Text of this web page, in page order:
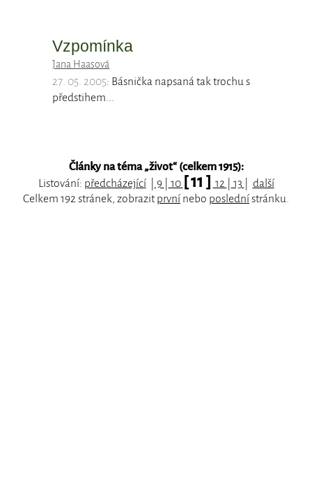
Vzpomínka
Jana Haasová
27. 05. 2005: Básnička napsaná tak trochu s
předstihem...
Články na téma „život“ (celkem 1915):
Listování: předcházející| 9 10 [ 11 ] 12 13
další
Celkem 192 stránek, zobrazitprvní nebo poslednístránku.